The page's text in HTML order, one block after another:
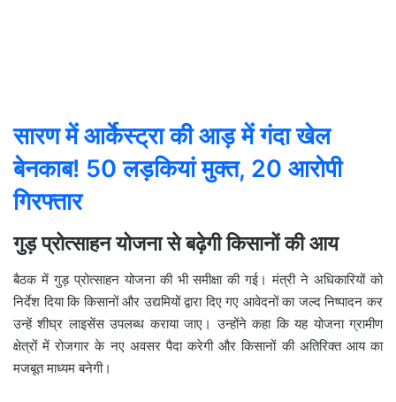
सारण में आर्केस्ट्रा की आड़ में गंदा खेल
बेनकाब! 50 लड़कियां मुक्त, 20 आरोपी
गिरफ्तार
गुड़ प्रोत्साहन योजना से बढ़ेगी किसानों की आय
बैठक में गुड़ प्रोत्साहन योजना की भी समीक्षा की गई। मंत्री ने अधिकारियों को
निर्देश दिया कि किसानों और उद्यमियों द्वारा दिए गए आवेदनों का जल्द निष्पादन कर
उन्हें शीघ्र लाइसेंस उपलब्ध कराया जाए। उन्होंने कहा कि यह योजना ग्रामीण
क्षेत्रों में रोजगार के नए अवसर पैदा करेगी और किसानों की अतिरिक्त आय का
मजबूत माध्यम बनेगी।